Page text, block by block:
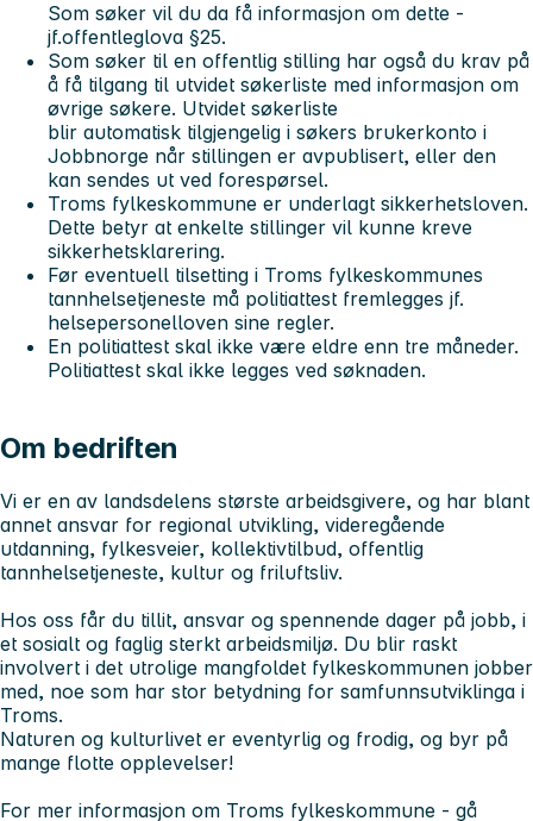
Som søker vil du da få informasjon om dette -
jf.offentleglova §25.
Som søker til en offentlig stilling har også du krav på
å få tilgang til utvidet søkerliste med informasjon om
øvrige søkere. Utvidet søkerliste
blir automatisk tilgjengelig i søkers brukerkonto i
Jobbnorge når stillingen er avpublisert, eller den
kan sendes ut ved forespørsel.
Troms fylkeskommune er underlagt sikkerhetsloven.
Dette betyr at enkelte stillinger vil kunne kreve
sikkerhetsklarering.
Før eventuell tilsetting i Troms fylkeskommunes
tannhelsetjeneste må politiattest fremlegges jf.
helsepersonelloven sine regler.
En politiattest skal ikke være eldre enn tre måneder.
Politiattest skal ikke legges ved søknaden.
Om bedriften
Vi er en av landsdelens største arbeidsgivere, og har blant
annet ansvar for regional utvikling, videregående
utdanning, fylkesveier, kollektivtilbud, offentlig
tannhelsetjeneste, kultur og friluftsliv.
Hos oss får du tillit, ansvar og spennende dager på jobb, i
et sosialt og faglig sterkt arbeidsmiljø. Du blir raskt
involvert i det utrolige mangfoldet fylkeskommunen jobber
med, noe som har stor betydning for samfunnsutviklinga i
Troms.
Naturen og kulturlivet er eventyrlig og frodig, og byr på
mange flotte opplevelser!
For mer informasjon om Troms fylkeskommune - gå